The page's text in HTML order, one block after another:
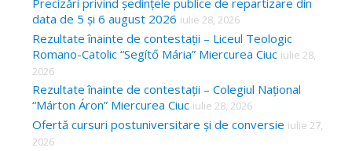
data de 5 și 6 august 2026 iulie 28, 2026
Rezultate înainte de contestații – Liceul Teologic
Romano-Catolic “Segítő Mária” Miercurea Ciuc iulie 28,
2026
Rezultate înainte de contestații – Colegiul Național
“Márton Áron” Miercurea Ciuc iulie 28, 2026
Ofertă cursuri postuniversitare și de conversie iulie 27,
2026